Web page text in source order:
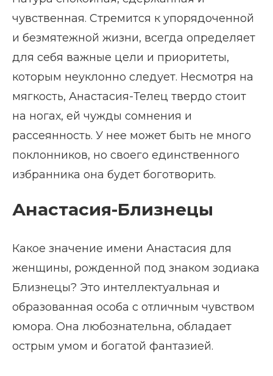
чувственная. Стремится к упорядоченной
и безмятежной жизни, всегда определяет
для себя важные цели и приоритеты,
которым неуклонно следует. Несмотря на
мягкость, Анастасия-Телец твердо стоит
на ногах, ей чужды сомнения и
рассеянность. У нее может быть не много
поклонников, но своего единственного
избранника она будет боготворить.
Анастасия-Близнецы
Какое значение имени Анастасия для
женщины, рожденной под знаком зодиака
Близнецы? Это интеллектуальная и
образованная особа с отличным чувством
юмора. Она любознательна, обладает
острым умом и богатой фантазией.